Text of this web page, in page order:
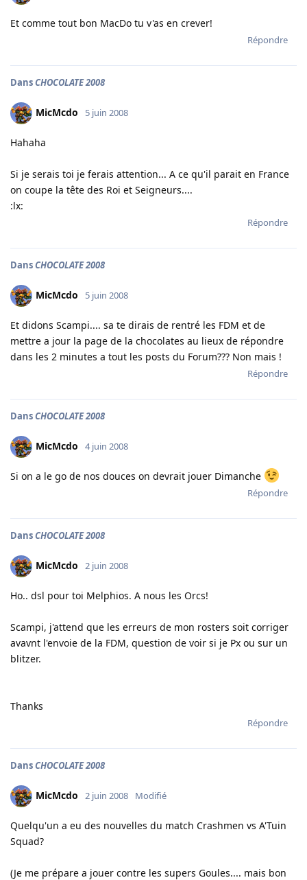
Et comme tout bon MacDo tu v'as en crever!
Répondre
DansCHOCOLATE 2008
MicMcdo 5 juin 2008
Hahaha
Si je serais toi je ferais attention... A ce qu'il parait en France
on coupe la tête des Roi et Seigneurs....
:lx:
Répondre
DansCHOCOLATE 2008
MicMcdo 5 juin 2008
Et didons Scampi.... sa te dirais de rentré les FDM et de
mettre a jour la page de la chocolates au lieux de répondre
dans les 2 minutes a tout les posts du Forum??? Non mais !
Répondre
DansCHOCOLATE 2008
MicMcdo 4 juin 2008
Si on a le go de nos douces on devrait jouer Dimanche
Répondre
DansCHOCOLATE 2008
MicMcdo 2 juin 2008
Ho.. dsl pour toi Melphios. A nous les Orcs!
Scampi, j'attend que les erreurs de mon rosters soit corriger
avavnt l'envoie de la FDM, question de voir si je Px ou sur un
blitzer.
Thanks
Répondre
DansCHOCOLATE 2008
MicMcdo 2 juin 2008 Modifié
Quelqu'un a eu des nouvelles du match Crashmen vs A'Tuin
Squad?
(Je me prépare a jouer contre les supers Goules.... mais bon